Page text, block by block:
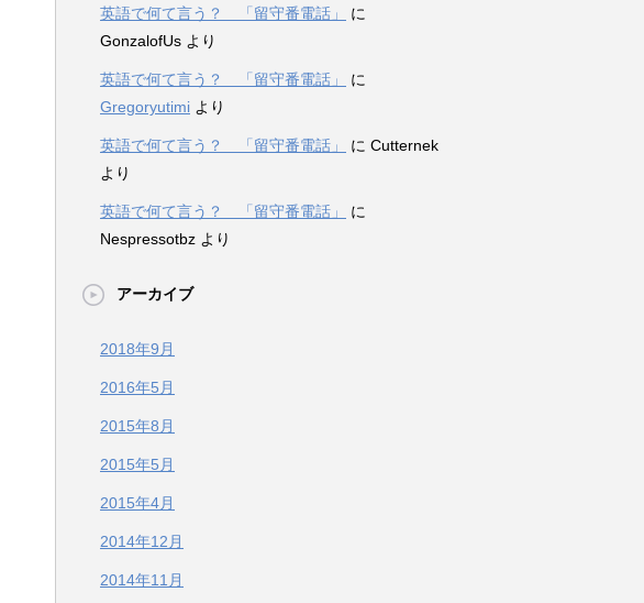
英語で何て言う？ 「留守番電話」
に
GonzalofUs より
英語で何て言う？ 「留守番電話」
に
Gregoryutimi より
英語で何て言う？ 「留守番電話」 に Cutternek
より
英語で何て言う？ 「留守番電話」
に
Nespressotbz より
アーカイブ
2018年9月
2016年5月
2015年8月
2015年5月
2015年4月
2014年12月
2014年11月